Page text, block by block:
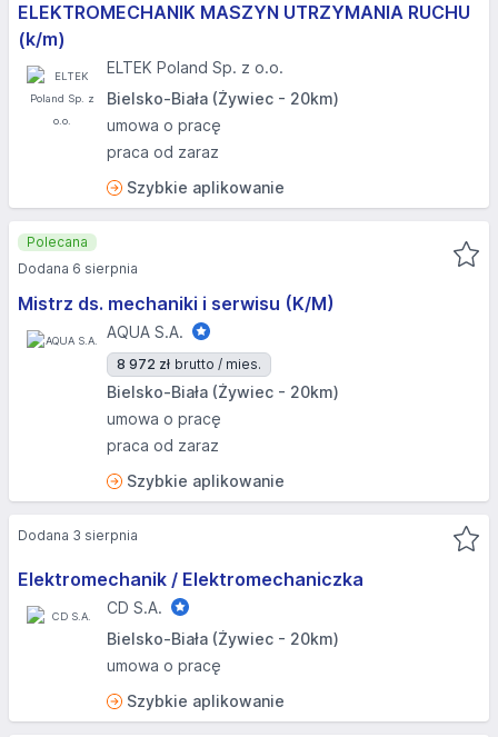
ELEKTROMECHANIK MASZYN UTRZYMANIA RUCHU
(k/m)
ELTEK Poland Sp. z o.o.
Bielsko-Biała (Żywiec - 20km)
umowa o pracę
praca od zaraz
Szybkie aplikowanie
Mistrz ds. mechaniki i serwisu (K/M)
AQUA S.A.
8 972 zł brutto / mies.
Bielsko-Biała (Żywiec - 20km)
umowa o pracę
praca od zaraz
Szybkie aplikowanie
Polecana
Dodana 6 sierpnia
Elektromechanik / Elektromechaniczka
CD S.A.
Bielsko-Biała (Żywiec - 20km)
umowa o pracę
Szybkie aplikowanie
Dodana 3 sierpnia